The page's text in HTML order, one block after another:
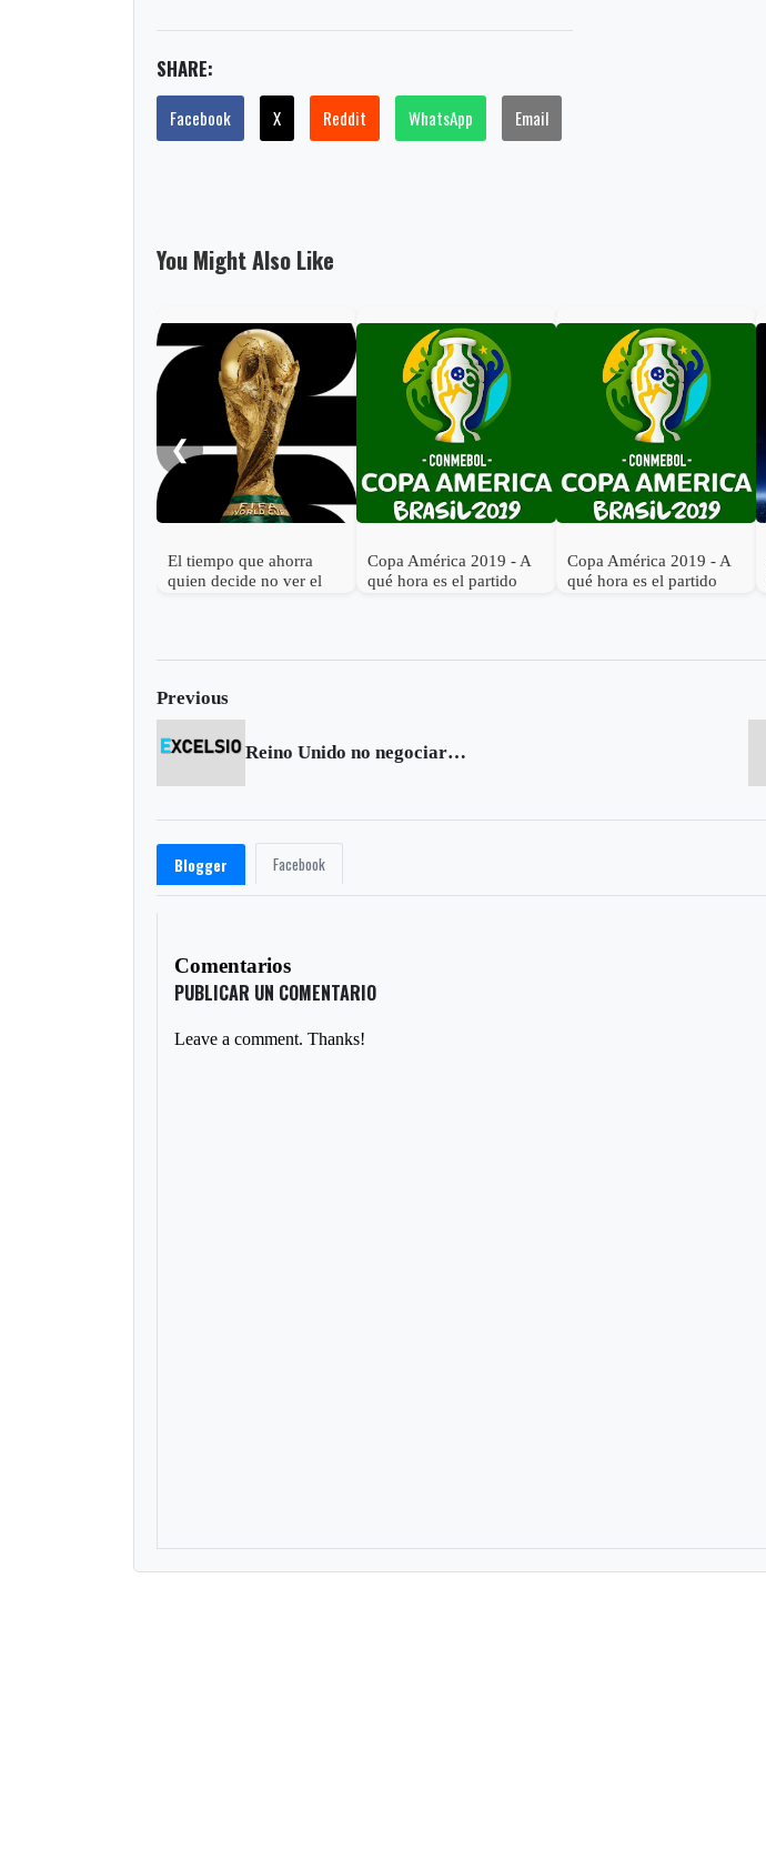
SHARE:
Facebook X Reddit WhatsApp Email
You Might Also Like
❮
El tiempo que ahorra
quien decide no ver el
Copa América 2019 - A
qué hora es el partido
Copa América 2019 - A
qué hora es el partido
Previous
Reino Unido no negociará soberanía de Islas Falklands
Blogger Facebook
Comentarios
PUBLICAR UN COMENTARIO
Leave a comment. Thanks!